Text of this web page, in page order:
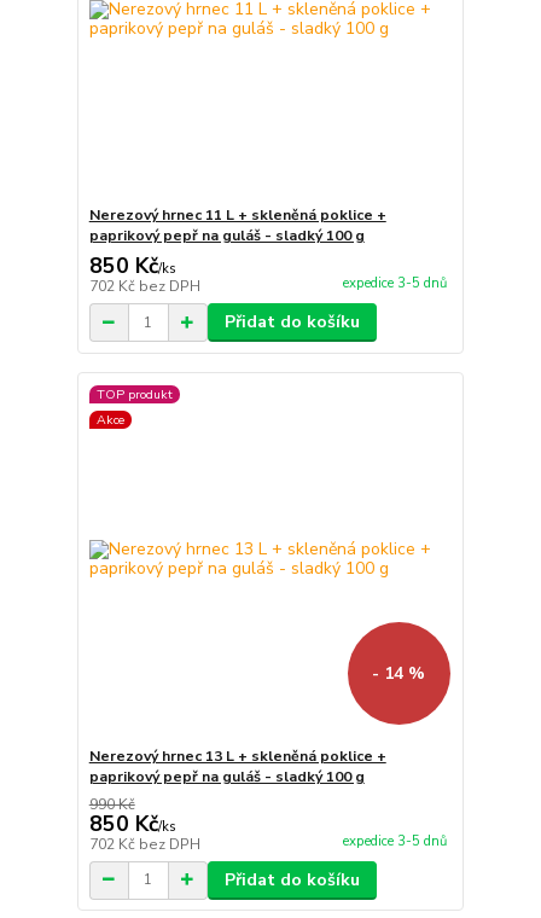
Nerezový hrnec 11 L + skleněná poklice +
paprikový pepř na guláš - sladký 100 g
850 Kč/ks
702 Kč bez DPH expedice 3-5 dnů
Přidat do košíku
TOP produkt
Akce
- 14 %
Nerezový hrnec 13 L + skleněná poklice +
paprikový pepř na guláš - sladký 100 g
990 Kč
850 Kč/ks
702 Kč bez DPH expedice 3-5 dnů
Přidat do košíku